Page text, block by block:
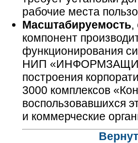
рабочие места
Масштабируемость,
компонент
функционирования
НИП
построения
3000 комплексов
воспользовавшихся
и коммерческие